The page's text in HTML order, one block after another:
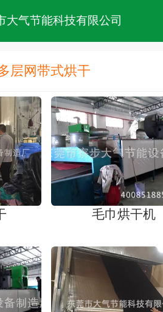
大气节能科技有限公司
层网带式烘干
毛巾烘干机